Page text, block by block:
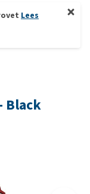
Lees
Black